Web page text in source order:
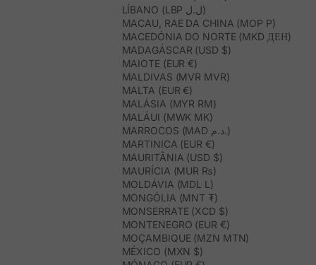
LÍBANO (LBP ل.ل)
MACAU, RAE DA CHINA (MOP P)
MACEDÓNIA DO NORTE (MKD ДЕН)
MADAGÁSCAR (USD $)
MAIOTE (EUR €)
MALDIVAS (MVR MVR)
MALTA (EUR €)
MALÁSIA (MYR RM)
MALÁUI (MWK MK)
MARROCOS (MAD د.م.)
MARTINICA (EUR €)
MAURITÂNIA (USD $)
MAURÍCIA (MUR ₨)
MOLDÁVIA (MDL L)
MONGÓLIA (MNT ₮)
MONSERRATE (XCD $)
MONTENEGRO (EUR €)
MOÇAMBIQUE (MZN MTN)
MÉXICO (MXN $)